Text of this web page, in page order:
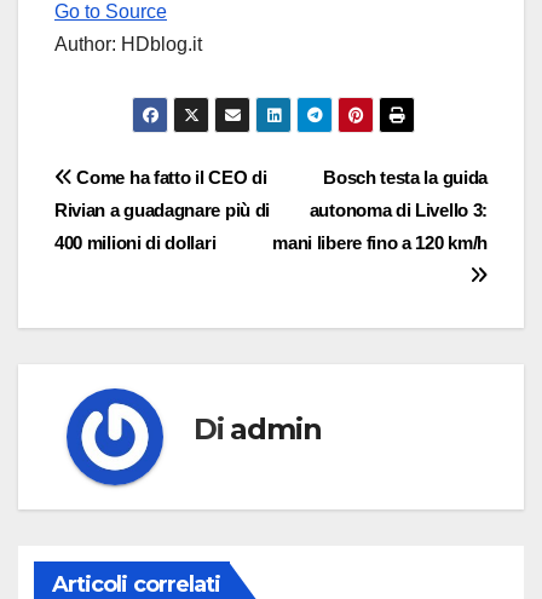
Go to Source
Author: HDblog.it
Navigazione
articoli
Bosch testa la guida
autonoma di Livello 3:
mani libere fino a 120 km/h
Come ha fatto il CEO di
Rivian a guadagnare più di
400 milioni di dollari
Di admin
Articoli correlati